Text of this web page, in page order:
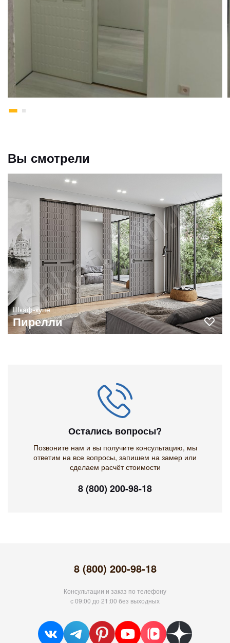
Остались вопросы?
Позвоните нам и вы получите консультацию, мы
ответим на все вопросы, запишем на замер или
сделаем расчёт стоимости
8 (800) 200-98-18
Вы смотрели
Шкаф-купе
Пирелли
8 (800) 200-98-18
Консультации и заказ по телефону
с 09:00 до 21:00 без выходных